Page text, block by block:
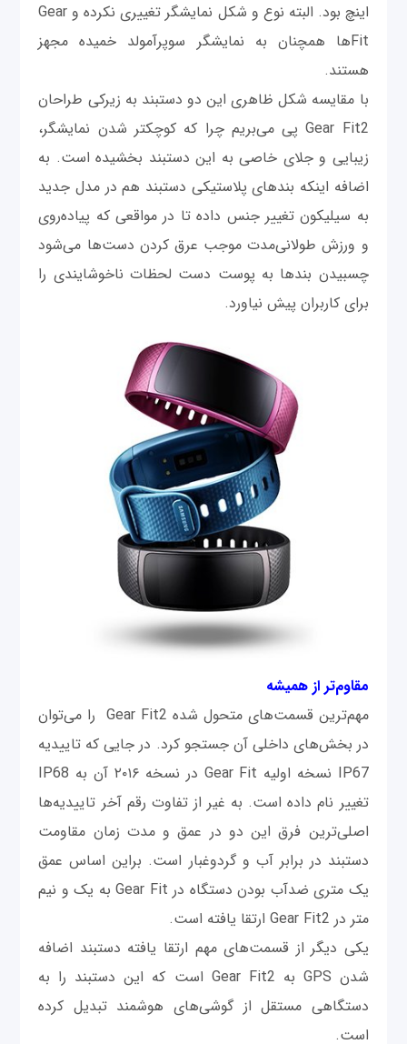
اینچ بود. البته نوع و شکل نمایشگر تغییری نکرده و Gear
Fitها همچنان به نمایشگر سوپرآمولد خمیده مجهز
هستند.
با مقایسه شکل ظاهری این دو دستبند به زیرکی طراحان
Gear Fit2 پی می‌بریم چرا که کوچکتر شدن نمایشگر،
زیبایی و جلای خاصی به این دستبند بخشیده است. به
اضافه اینکه بندهای پلاستیکی دستبند هم در مدل جدید
به سیلیکون تغییر جنس داده تا در مواقعی که پیاده‌روی
و ورزش طولانی‌مدت موجب عرق کردن دست‌ها می‌شود
چسبیدن بند‌ها به پوست دست لحظات ناخوشایندی را
برای کاربران پیش نیاورد.
مقاوم‌تر از همیشه
مهم‌ترین قسمت‌های متحول شده Gear Fit2 را می‌توان
در بخش‌های داخلی آن جستجو کرد. در جایی که تاییدیه
IP67 نسخه اولیه Gear Fit در نسخه ۲۰۱۶ آن به IP68
تغییر نام داده است. به غیر از تفاوت رقم آخر تاییدیه‌ها
اصلی‌ترین فرق این دو در عمق و مدت زمان مقاومت
دستبند در برابر آب و گردوغبار است. براین اساس عمق
یک متری ضدآب بودن دستگاه در Gear Fit به یک و نیم
متر در Gear Fit2 ارتقا یافته است.
یکی دیگر از قسمت‌های مهم ارتقا یافته دستبند اضافه
شدن GPS به Gear Fit2 است که این دستبند را به
دستگاهی مستقل از گوشی‌های هوشمند تبدیل کرده
است.